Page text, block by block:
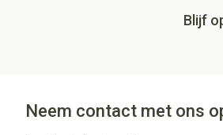
Blijf
Neem contact met ons